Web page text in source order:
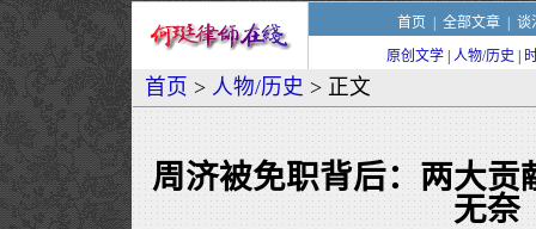
首页 全部文章| 谈
原创文学 人物/历史
首页 > 人物/历史 > 正文
周济被免职背后：两大贡
无奈